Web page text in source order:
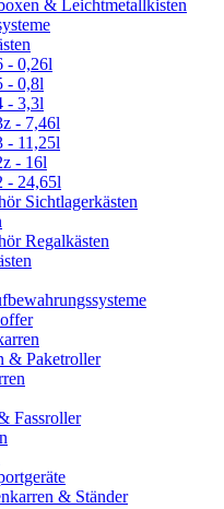
& Leichtmetallkisten
- 0,26l
- 0,8l
- 3,3l
- 7,46l
- 11,25l
- 16l
- 24,65l
Sichtlagerkästen
Regalkästen
& Paketroller
Fassroller
& Ständer